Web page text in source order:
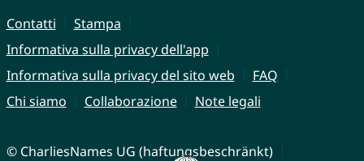
Contatti
Stampa
Informativa sulla privacy dell'app
Informativa sulla privacy del sito web
FAQ
Chi siamo
Collaborazione Note legali
© CharliesNames UG (haftungsbeschränkt)